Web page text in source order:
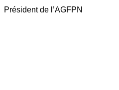
Président de l’AGFPN